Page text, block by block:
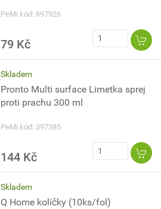
PeMi kód: 697926
79 Kč
Skladem
Pronto Multi surface Limetka sprej
proti prachu 300 ml
PeMi kód: 397385
144 Kč
Skladem
Q Home kolíčky (10ks/fol)